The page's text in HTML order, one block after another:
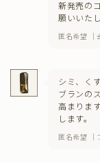
新発売の
願いいた
匿名希望 ｜
シミ、く
ブランの
高まりま
します。
匿名希望 ｜